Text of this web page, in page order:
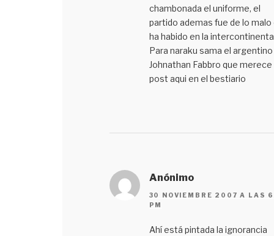
chambonada el uniforme, el
partido ademas fue de lo malo
ha habido en la
Para naraku sama el
Johnathan Fabbro que merece
post aqui en el bestiario
Anónimo
30 NOVIEMBRE 2007 A LAS
PM
Ahí está pintada la ignorancia